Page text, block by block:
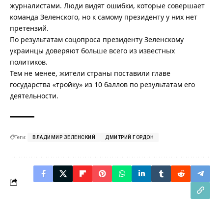
журналистами. Люди видят ошибки, которые совершает
команда Зеленского, но к самому президенту у них нет
претензий.
По результатам соцопроса президенту Зеленскому
украинцы доверяют больше всего из известных
политиков.
Тем не менее, жители страны поставили главе
государства «тройку» из 10 баллов по результатам его
деятельности.
Теги: ВЛАДИМИР ЗЕЛЕНСКИЙ ДМИТРИЙ ГОРДОН